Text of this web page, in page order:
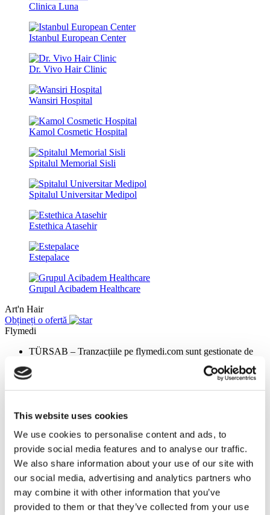
This website uses cookies
We use cookies to personalise content and ads, to
provide social media features and to analyse our traffic.
We also share information about your use of our site with
our social media, advertising and analytics partners who
may combine it with other information that you’ve
provided to them or that they’ve collected from your use
Clinica Luna
Istanbul European Center
Dr. Vivo Hair Clinic
Wansiri Hospital
Kamol Cosmetic Hospital
Spitalul Memorial Sisli
Spitalul Universitar Medipol
Estethica Atasehir
Estepalace
Grupul Acibadem Healthcare
Art'n Hair
Obțineți o ofertă
Flymedi
TÜRSAB – Tranzacțiile pe flymedi.com sunt gestionate de
înregistrată la TÜRSAB (Certificat Nr.: 12276).
Toate tratamentele sunt efectuate de o instituție de sănătate
Cum funcționează
Ghid Pre-Op
Autori & recenzenti
Flymedi Program de Recomandare
Planuri De Plată
Carieră
FAQ